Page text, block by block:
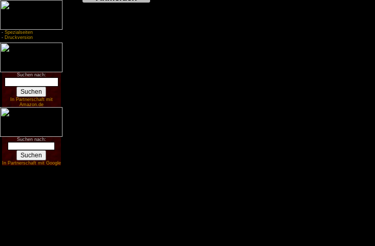
- Spezialseiten
- Druckversion
Suchen nach:
In Partnerschaft mit
Amazon.de
Suchen nach:
In Partnerschaft mit Google